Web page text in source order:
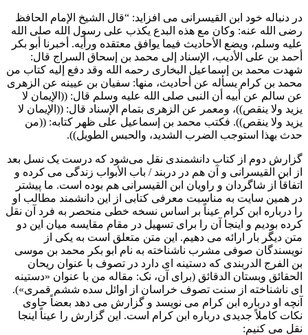
در دنباله خود ابن القیسرانی می افزاید: “قال الشیخ الإمام الحافظ
رضی الله عنه: وکان مع هذه البدع یکذب على رسول الله صلى الله
علیه وسلم، ویضع الأحادیث فیما یوافق معتقده ورأیه. أخبرنا أبو بکر
أحمد بن علی الأدیب، الإسناد إلى محمد بن إسحاق السراج قال:
شهدت محمد بن إسماعیل البخاری رحمه الله وقد دفع إلیه کتاب من
محمد بن کرام یسأله عن أحادیث، منها: سفیان بن عیینه عن الزهری
عن سالم عن أبیه أن النبی صلى الله علیه وسلم قال: ((الإیمان لا
یزید ولا ینقص))، ومعمر عن الزهری بتمام الإسناد قال: ((الإیمان لا
یزید ولا ینقص)). فکتب محمد بن إسماعیل على ظهر کتابه: ((من
حدث بهذا استوجب الضرب الشدید، والحبس الطویل)).
گزارش دوم از کتاب دانشمندی نقل می‌شود که درست یک نسل بعد
از ابن القیسرانی و آن هم در دربند / باب الأبواب زندگی می کرده و
اتفاقاً از شاگردان و راویان ابن القیسرانی هم بوده است. ما پیشتر
در همین سایت به مناسبت معرفی کتابی از این دانشمند مطالب او
را درباره ابن کرام عیناً بر اساس نسخه خطی منحصر به فرد آن نقل
کرده بودیم و اینجا آن را برای تسهیل در مقام مقایسه میان این دو
متن دیگر بار ارائه می دهیم. این متن متعلق است به یکی از
نویسندگان صوفی مشرب ناشناخته به نام ابو بکر محمد بن موسی
بن الفرج الدربندی که دستینه ای دارد در تصوف با عنوان ریحان
الحقائق وبستان الدقائق (برای آن، نک: مقاله من با عنوان «دستینه
ای ناشناخته از سنت تصوف خراسان از اوائل سده ششم قمری»).
آنچه او درباره ابن کرام می نویسد و گزارش می دهد بعضاً حاوی
نکات کاملاً جدیدی درباره ابن کرام است. این گزارش را عیناً اینجا
نقل می کنیم: